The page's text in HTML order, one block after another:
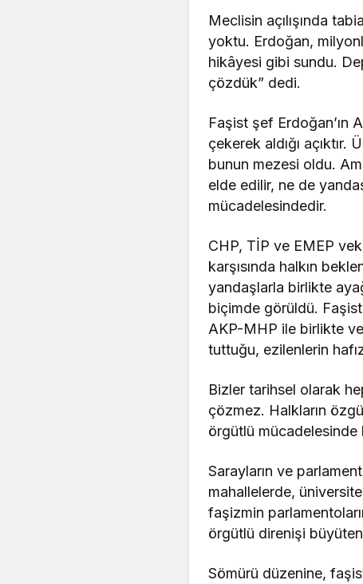
Meclisin açılışında
yoktu. Erdoğan,
hikâyesi gibi sundu.
çözdük” dedi.
Faşist şef Erdoğan’ın
çekerek aldığı
bunun mezesi oldu.
elde edilir, ne de
mücadelesindedir.
CHP, TİP ve EMEP
karşısında halkın
yandaşlarla birlikte
biçimde görüldü. Faşist
AKP-MHP ile birlikte
tuttuğu, ezilenlerin
Bizler tarihsel olarak
çözmez. Halkların
örgütlü mücadelesinde
Sarayların ve
mahallelerde,
faşizmin
örgütlü direnişi
Sömürü düzenine,